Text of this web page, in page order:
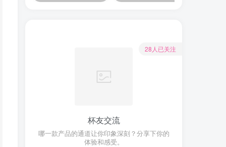
28人已关注
杯友交流
哪一款产品的通道让你印象深刻？分享下你的
体验和感受。